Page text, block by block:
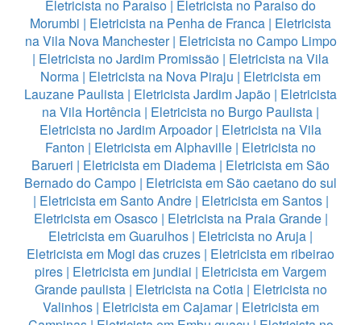
Eletricista no Paraiso | Eletricista no Paraiso do
Morumbi | Eletricista na Penha de Franca | Eletricista
na Vila Nova Manchester| Eletricista no Campo Limpo
| Eletricista no Jardim Promissão | Eletricista na Vila
Norma | Eletricista na Nova Piraju | Eletricista em
Lauzane Paulista | Eletricista Jardim Japão | Eletricista
na Vila Hortência | Eletricista no Burgo Paulista |
Eletricista no Jardim Arpoador| Eletricista na Vila
Fanton | Eletricista em Alphaville | Eletricista no
Barueri | Eletricista em Diadema | Eletricista em São
Bernado do Campo | Eletricista em São caetano do sul
| Eletricista em Santo Andre| Eletricista em Santos|
Eletricista em Osasco| Eletricista na Praia Grande|
Eletricista em Guarulhos | Eletricista no Aruja |
Eletricista em Mogi das cruzes | Eletricista em ribeirao
pires | Eletricista em jundiai | Eletricista em Vargem
Grande paulista| Eletricista na Cotia| Eletricista no
Valinhos| Eletricista em Cajamar| Eletricista em